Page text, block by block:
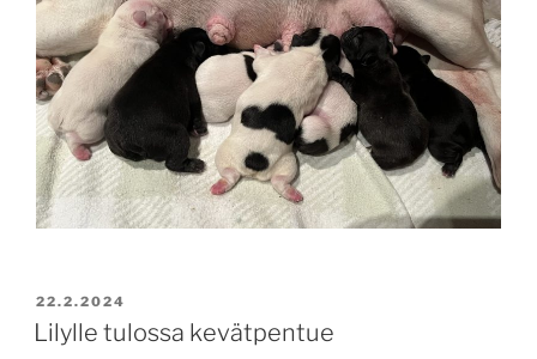
JULKAISTU
22.2.2024
Lilylle tulossa kevätpentue